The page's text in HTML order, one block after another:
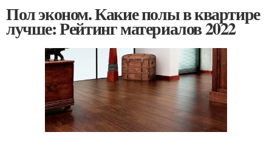
Пол эконом. Какие полы в квартире
лучше: Рейтинг материалов 2022